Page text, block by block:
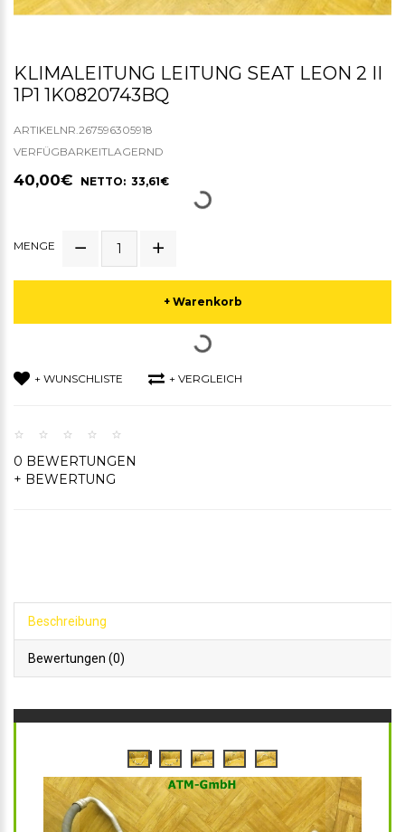
KLIMALEITUNG LEITUNG SEAT LEON 2 II
1P1 1K0820743BQ
ARTIKELNR.267596305918
VERFÜGBARKEITLAGERND
40,00€ NETTO: 33,61€
MENGE
+ Warenkorb
+ WUNSCHLISTE + VERGLEICH
0 BEWERTUNGEN
+ BEWERTUNG
Beschreibung
Bewertungen (0)